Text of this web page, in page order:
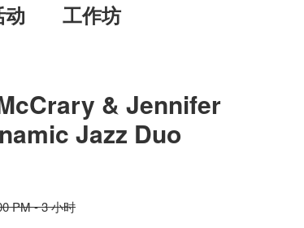
动
工作坊
& Jennifer
Jazz Duo
PM - 3 小时